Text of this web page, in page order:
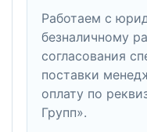
Работаем с
безналичному
согласования
поставки
оплату по
Групп».